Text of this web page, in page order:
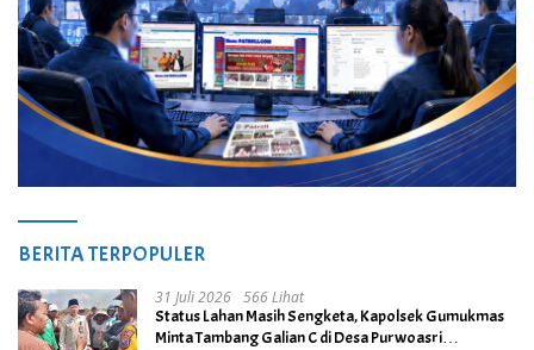
BERITA TERPOPULER
31 Juli 2026 566 Lihat
Status Lahan Masih Sengketa, Kapolsek Gumukmas
Minta Tambang Galian C di Desa Purwoasri